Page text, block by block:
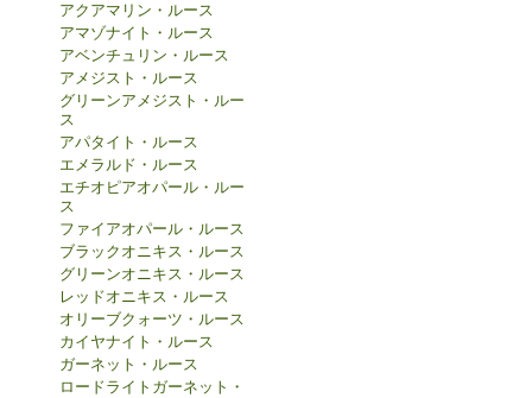
アクアマリン・ルース
アマゾナイト・ルース
アベンチュリン・ルース
アメジスト・ルース
グリーンアメジスト・ルー
ス
アパタイト・ルース
エメラルド・ルース
エチオピアオパール・ルー
ス
ファイアオパール・ルース
ブラックオニキス・ルース
グリーンオニキス・ルース
レッドオニキス・ルース
オリーブクォーツ・ルース
カイヤナイト・ルース
ガーネット・ルース
ロードライトガーネット・